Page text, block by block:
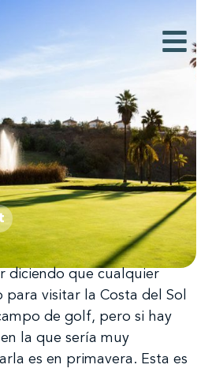
diciendo que cualquier
visitar la Costa del Sol
de golf, pero si hay
la que sería muy
es en primavera. Esta es